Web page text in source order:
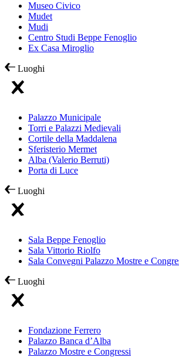
Museo Civico
Mudet
Mudi
Centro Studi Beppe Fenoglio
Ex Casa Miroglio
Luoghi
Palazzo Municipale
Torri e Palazzi Medievali
Cortile della Maddalena
Sferisterio Mermet
Alba (Valerio Berruti)
Porta di Luce
Luoghi
Sala Beppe Fenoglio
Sala Vittorio Riolfo
Sala Convegni Palazzo Mostre e
Luoghi
Fondazione Ferrero
Palazzo Banca d’Alba
Palazzo Mostre e Congressi